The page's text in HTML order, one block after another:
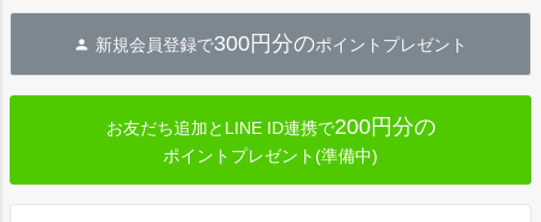
へ
新規会員登録で300円分のポイントプレゼント
お友だち追加とLINE ID連携で200円分の
ポイントプレゼント(準備中)